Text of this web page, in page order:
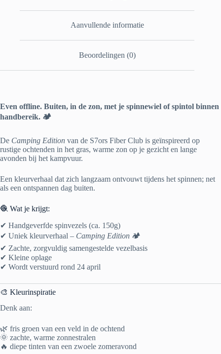
Aanvullende informatie
Beoordelingen (0)
Even offline. Buiten, in de zon, met je spinnewiel of spintol binnen
handbereik. 🏕️
De Camping Edition van de S7ors Fiber Club is geïnspireerd op
rustige ochtenden in het gras, warme zon op je gezicht en lange
avonden bij het kampvuur.
Een kleurverhaal dat zich langzaam ontvouwt tijdens het spinnen; net
als een ontspannen dag buiten.
🧶 Wat je krijgt:
✔ Handgeverfde spinvezels (ca. 150g)
✔ Uniek kleurverhaal – Camping Edition 🏕️
✔ Zachte, zorgvuldig samengestelde vezelbasis
✔ Kleine oplage
✔ Wordt verstuurd rond 24 april
🎨 Kleurinspiratie
Denk aan:
🌿 fris groen van een veld in de ochtend
🌞 zachte, warme zonnestralen
🔥 diepe tinten van een zwoele zomeravond